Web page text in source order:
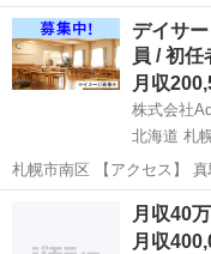
部品の組…
神奈川 相模原市 工
デイサ
員 / 初
月収
北海道 札
札幌市南区 【アクセス
勤(日勤…
札幌市 介護士
月収40
月収